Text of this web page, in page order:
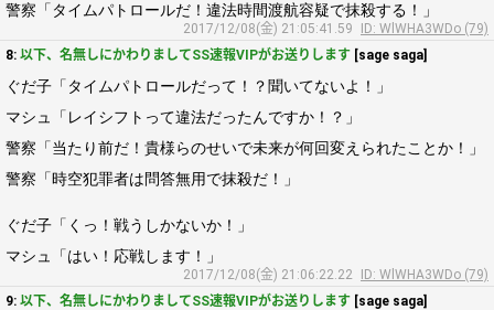
警察「タイムパトロールだ！違法時間渡航容疑で抹殺する！」
2017/12/08(金) 21:05:41.59
ID: WlWHA3WDo (79)
8: 以下、名無しにかわりましてSS速報VIPがお送りします [sage saga]
ぐだ子「タイムパトロールだって！？聞いてないよ！」
マシュ「レイシフトって違法だったんですか！？」
警察「当たり前だ！貴様らのせいで未来が何回変えられたことか！」
警察「時空犯罪者は問答無用で抹殺だ！」
ぐだ子「くっ！戦うしかないか！」
マシュ「はい！応戦します！」
2017/12/08(金) 21:06:22.22
ID: WlWHA3WDo (79)
9: 以下、名無しにかわりましてSS速報VIPがお送りします [sage saga]